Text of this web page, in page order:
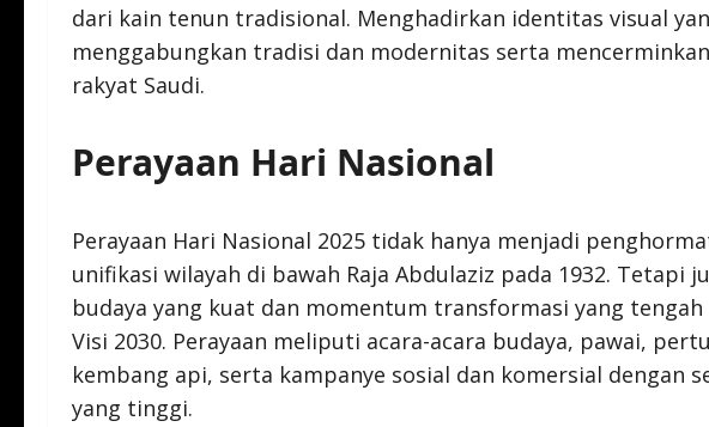
dari kain tenun tradisional. Menghadirkan identitas visual
menggabungkan tradisi dan modernitas serta
rakyat Saudi.
Perayaan Hari Nasional
Perayaan Hari Nasional 2025 tidak hanya menjadi
unifikasi wilayah di bawah Raja Abdulaziz pada 1932. Tetapi
budaya yang kuat dan momentum transformasi yang
Visi 2030. Perayaan meliputi acara-acara budaya, pawai,
kembang api, serta kampanye sosial dan komersial dengan
yang tinggi.